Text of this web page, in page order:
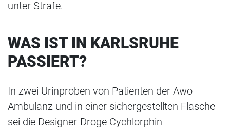
unter Strafe.
WAS IST IN KARLSRUHE
PASSIERT?
In zwei Urinproben von Patienten der Awo-
Ambulanz und in einer sichergestellten Flasche
sei die Designer-Droge Cychlorphin